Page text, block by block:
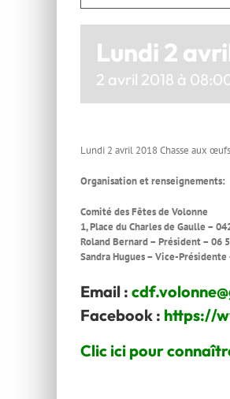
Lundi 2
2 avril 2018 à
Lundi 2 avril 2018 Chasse aux
Organisation et renseignements:
Comité des Fêtes de Volonne
1, Place du Charles de Gaulle –
Roland Bernard – Président – 06
Sandra Hugues – Vice-Présidente
Email :
Facebook : https://
Clic ici pour